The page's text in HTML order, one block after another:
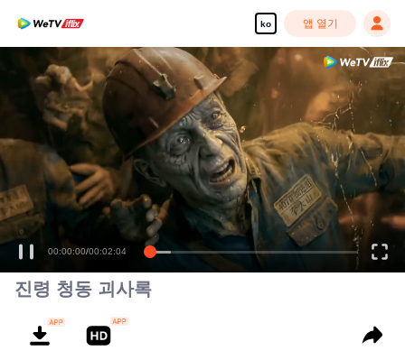
ko 앱 열기
00:00:00/00:02:04
진령 청동 괴사록